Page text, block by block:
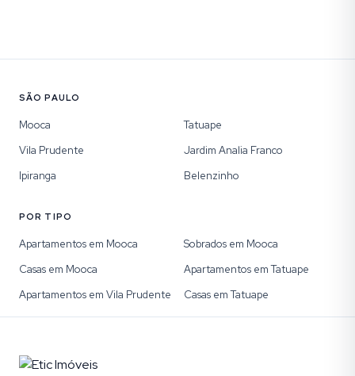
SÃO PAULO
Mooca
Tatuape
Vila Prudente
Jardim Analia Franco
Ipiranga
Belenzinho
POR TIPO
Apartamentos em Mooca
Sobrados em Mooca
Casas em Mooca
Apartamentos em Tatuape
Apartamentos em Vila Prudente
Casas em Tatuape